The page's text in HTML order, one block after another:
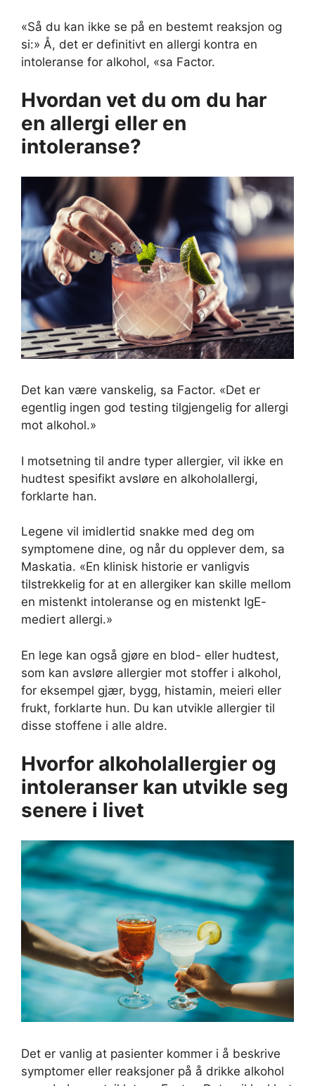
«Så du kan ikke se på en bestemt reaksjon og
si:» Å, det er definitivt en allergi kontra en
intoleranse for alkohol, «sa Factor.
Hvordan vet du om du har
en allergi eller en
intoleranse?
Det kan være vanskelig, sa Factor. «Det er
egentlig ingen god testing tilgjengelig for allergi
mot alkohol.»
I motsetning til andre typer allergier, vil ikke en
hudtest spesifikt avsløre en alkoholallergi,
forklarte han.
Legene vil imidlertid snakke med deg om
symptomene dine, og når du opplever dem, sa
Maskatia. «En klinisk historie er vanligvis
tilstrekkelig for at en allergiker kan skille mellom
en mistenkt intoleranse og en mistenkt IgE-
mediert allergi.»
En lege kan også gjøre en blod- eller hudtest,
som kan avsløre allergier mot stoffer i alkohol,
for eksempel gjær, bygg, histamin, meieri eller
frukt, forklarte hun. Du kan utvikle allergier til
disse stoffene i alle aldre.
Hvorfor alkoholallergier og
intoleranser kan utvikle seg
senere i livet
Det er vanlig at pasienter kommer i å beskrive
symptomer eller reaksjoner på å drikke alkohol